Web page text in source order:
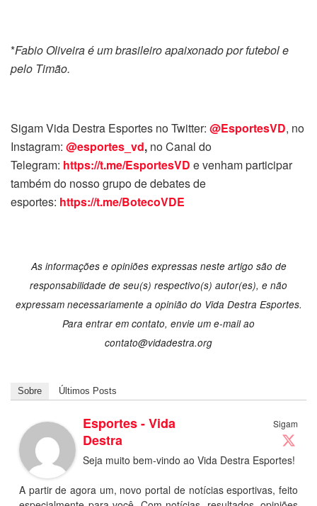
*Fabio Oliveira é um brasileiro apaixonado por futebol e
pelo Timão.
Sigam Vida Destra Esportes no Twitter: @EsportesVD, no
Instagram: @esportes_vd, no Canal do
Telegram: https://t.me/EsportesVD e venham participar
também do nosso grupo de debates de
esportes: https://t.me/BotecoVDE
As informações e opiniões expressas neste artigo são de
responsabilidade de seu(s) respectivo(s) autor(es), e não
expressam necessariamente a opinião do Vida Destra Esportes.
Para entrar em contato, envie um e-mail ao
contato@vidadestra.org
Sobre Últimos Posts
Sigam
Esportes - Vida
Destra
Seja muito bem-vindo ao Vida Destra Esportes!
A partir de agora um, novo portal de notícias esportivas, feito